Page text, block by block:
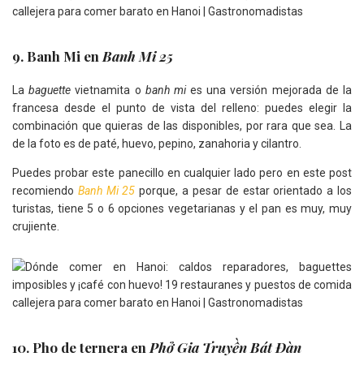
9. Banh Mi en Banh Mi 25
Labaguette vietnamita o banh mies una versión mejorada de la
francesa desde el punto de vista del relleno: puedes elegir la
combinación que quieras de las disponibles, por rara que sea. La
de la foto es de paté, huevo, pepino, zanahoria y cilantro.
Puedes probar este panecillo en cualquier lado pero en este post
recomiendo Banh Mi 25 porque, a pesar de estar orientado a los
turistas, tiene 5 o 6 opciones vegetarianas y el pan es muy, muy
crujiente.
10. Pho de ternera en Phở Gia Truyền Bát Đàn